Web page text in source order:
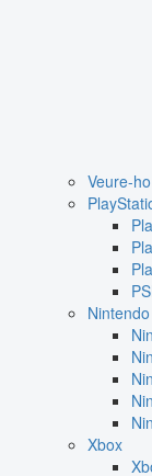
Veure-
Nintendo
Xbox